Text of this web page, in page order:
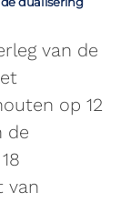
van de
op 12
de
van